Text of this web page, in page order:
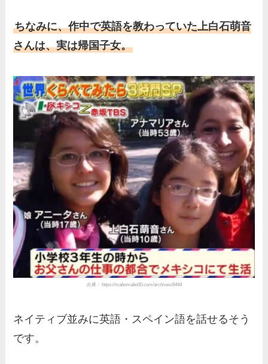
ちなみに、作中で英語を教わっていた上白石萌音
さんは、実は帰国子女。
出典： https://mabomabo00.com/archives/8444
ネイティブ並みに英語・スペイン語を話せるそう
です。